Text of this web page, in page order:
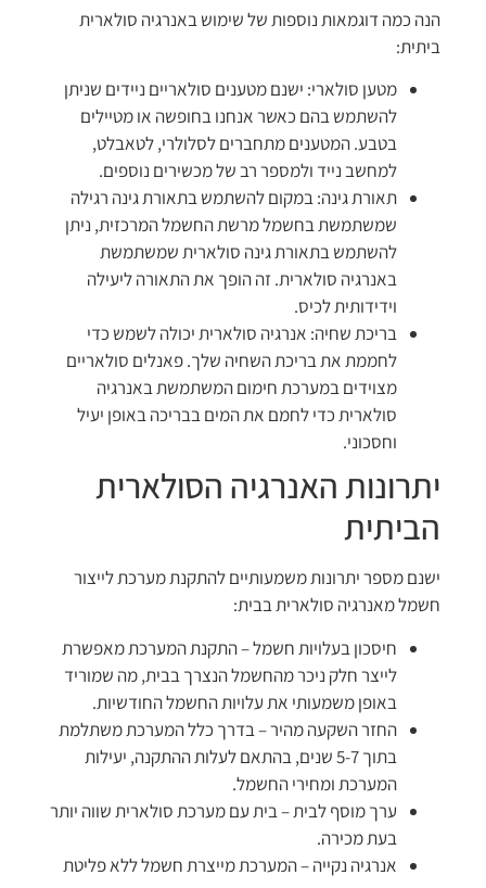
הנה כמה דוגמאות נוספות של שימוש באנרגיה סולארית
ביתית:
מטען סולארי: ישנם מטענים סולאריים ניידים שניתן
להשתמש בהם כאשר אנחנו בחופשה או מטיילים
בטבע. המטענים מתחברים לסלולרי, לטאבלט,
למחשב נייד ולמספר רב של מכשירים נוספים.
תאורת גינה: במקום להשתמש בתאורת גינה רגילה
שמשתמשת בחשמל מרשת החשמל המרכזית, ניתן
להשתמש בתאורת גינה סולארית שמשתמשת
באנרגיה סולארית. זה הופך את התאורה ליעילה
וידידותית לכיס.
בריכת שחיה: אנרגיה סולארית יכולה לשמש כדי
לחממת את בריכת השחיה שלך. פאנלים סולאריים
מצוידים במערכת חימום המשתמשת באנרגיה
סולארית כדי לחמם את המים בבריכה באופן יעיל
וחסכוני.
יתרונות האנרגיה הסולארית
הביתית
ישנם מספר יתרונות משמעותיים להתקנת מערכת לייצור
חשמל מאנרגיה סולארית בבית:
חיסכון בעלויות חשמל – התקנת המערכת מאפשרת
לייצר חלק ניכר מהחשמל הנצרך בבית, מה שמוריד
באופן משמעותי את עלויות החשמל החודשיות.
החזר השקעה מהיר – בדרך כלל המערכת משתלמת
בתוך 5-7 שנים, בהתאם לעלות ההתקנה, יעילות
המערכת ומחירי החשמל.
ערך מוסף לבית – בית עם מערכת סולארית שווה יותר
בעת מכירה.
אנרגיה נקייה – המערכת מייצרת חשמל ללא פליטת